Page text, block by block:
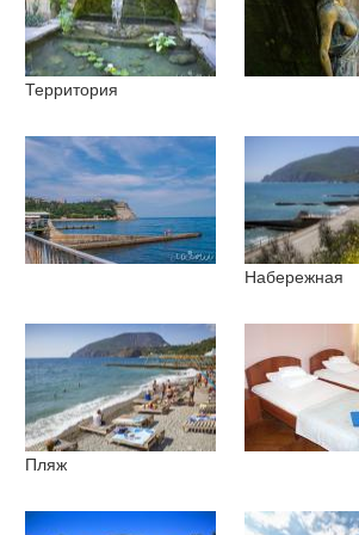
Территория
Набережная
Пляж